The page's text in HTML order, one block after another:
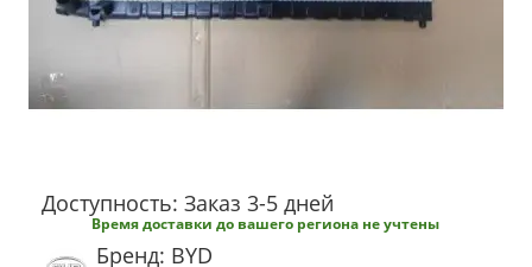
Доступность: Заказ 3-5 дней
Время доставки до вашего региона не учтены
Бренд: BYD